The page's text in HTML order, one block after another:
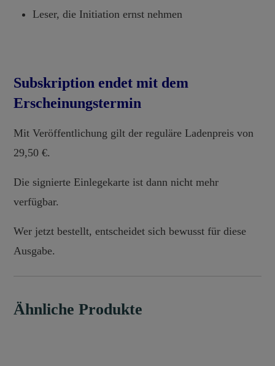
Leser, die Initiation ernst nehmen
Subskription endet mit dem
Erscheinungstermin
Mit Veröffentlichung gilt der reguläre Ladenpreis von
29,50 €.
Die signierte Einlegekarte ist dann nicht mehr
verfügbar.
Wer jetzt bestellt, entscheidet sich bewusst für diese
Ausgabe.
Ähnliche Produkte